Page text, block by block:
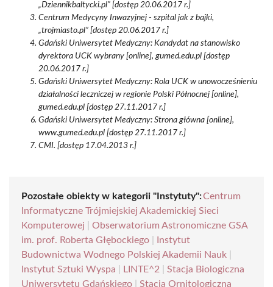
„Dziennikbaltycki.pl” [dostęp 20.06.2017 r.]
Centrum Medycyny Inwazyjnej - szpital jak z bajki,
„trojmiasto.pl” [dostęp 20.06.2017 r.]
Gdański Uniwersytet Medyczny: Kandydat na stanowisko
dyrektora UCK wybrany [online], gumed.edu.pl [dostęp
20.06.2017 r.]
Gdański Uniwersytet Medyczny: Rola UCK w unowocześnieniu
działalności leczniczej w regionie Polski Północnej [online],
gumed.edu.pl [dostęp 27.11.2017 r.]
Gdański Uniwersytet Medyczny: Strona główna [online],
www.gumed.edu.pl [dostęp 27.11.2017 r.]
CMI. [dostęp 17.04.2013 r.]
Pozostałe obiekty w kategorii "Instytuty":Centrum
Informatyczne Trójmiejskiej Akademickiej Sieci
Komputerowej
Obserwatorium Astronomiczne GSA
im. prof. Roberta Głębockiego
Instytut
Budownictwa Wodnego Polskiej Akademii Nauk
Instytut Sztuki Wyspa
LINTE^2
Stacja Biologiczna
Uniwersytetu Gdańskiego
Stacja Ornitologiczna